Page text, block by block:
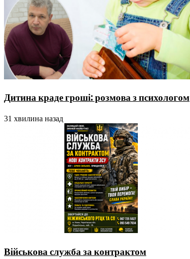
Дитина краде гроші: розмова з психологом
31 хвилина назад
Військова служба за контрактом